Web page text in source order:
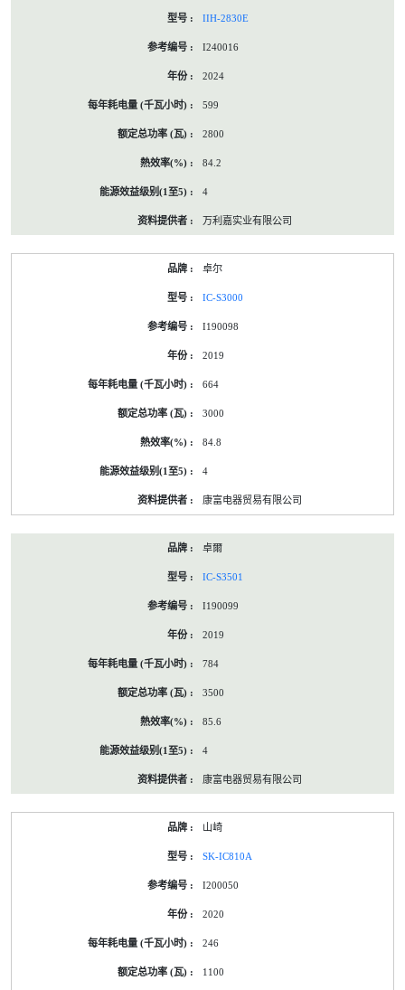
IIH-2830E
I240016
2024
599
2800
84.2
4
万利嘉实业有限公司
卓尔
IC-S3000
I190098
2019
664
3000
84.8
4
康富电器贸易有限公司
卓爾
IC-S3501
I190099
2019
784
3500
85.6
4
康富电器贸易有限公司
山崎
SK-IC810A
I200050
2020
246
1100